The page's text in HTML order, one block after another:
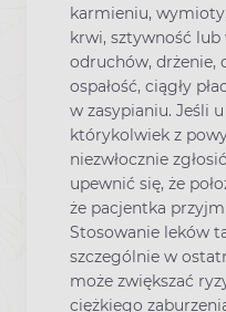
karmieniu,
krwi, sztywność
odruchów, drżenie,
ospałość, ciągły
w zasypianiu. Jeśli
którykolwiek z
niezwłocznie
upewnić się, że
że pacjentka
Stosowanie leków
szczególnie w
może zwiększać
ciężkiego